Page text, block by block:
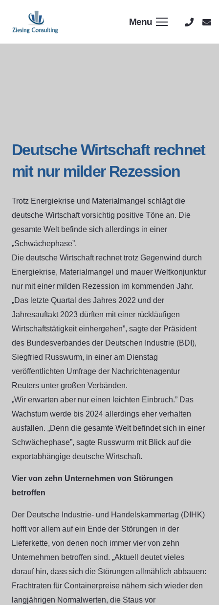
Menu
Deutsche Wirtschaft rechnet
mit nur milder Rezession
Trotz Energiekrise und Materialmangel schlägt die
deutsche Wirtschaft vorsichtig positive Töne an. Die
gesamte Welt befinde sich allerdings in einer
„Schwächephase”.
Die deutsche Wirtschaft rechnet trotz Gegenwind durch
Energiekrise, Materialmangel und mauer Weltkonjunktur
nur mit einer milden Rezession im kommenden Jahr.
„Das letzte Quartal des Jahres 2022 und der
Jahresauftakt 2023 dürften mit einer rückläufigen
Wirtschaftstätigkeit einhergehen”, sagte der Präsident
des Bundesverbandes der Deutschen Industrie (BDI),
Siegfried Russwurm, in einer am Dienstag
veröffentlichten Umfrage der Nachrichtenagentur
Reuters unter großen Verbänden.
„Wir erwarten aber nur einen leichten Einbruch.” Das
Wachstum werde bis 2024 allerdings eher verhalten
ausfallen. „Denn die gesamte Welt befindet sich in einer
Schwächephase”, sagte Russwurm mit Blick auf die
exportabhängige deutsche Wirtschaft.
Vier von zehn Unternehmen von Störungen
betroffen
Der Deutsche Industrie- und Handelskammertag (DIHK)
hofft vor allem auf ein Ende der Störungen in der
Lieferkette, von denen noch immer vier von zehn
Unternehmen betroffen sind. „Aktuell deutet vieles
darauf hin, dass sich die Störungen allmählich abbauen:
Frachtraten für Containerpreise nähern sich wieder den
langjährigen Normalwerten, die Staus vor